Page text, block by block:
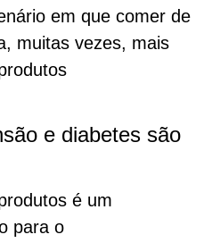
em que comer de
muitas vezes, mais
e diabetes são
é um
para o